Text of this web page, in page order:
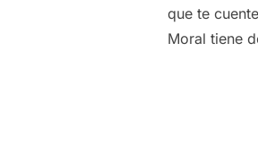
que te
Moral tiene